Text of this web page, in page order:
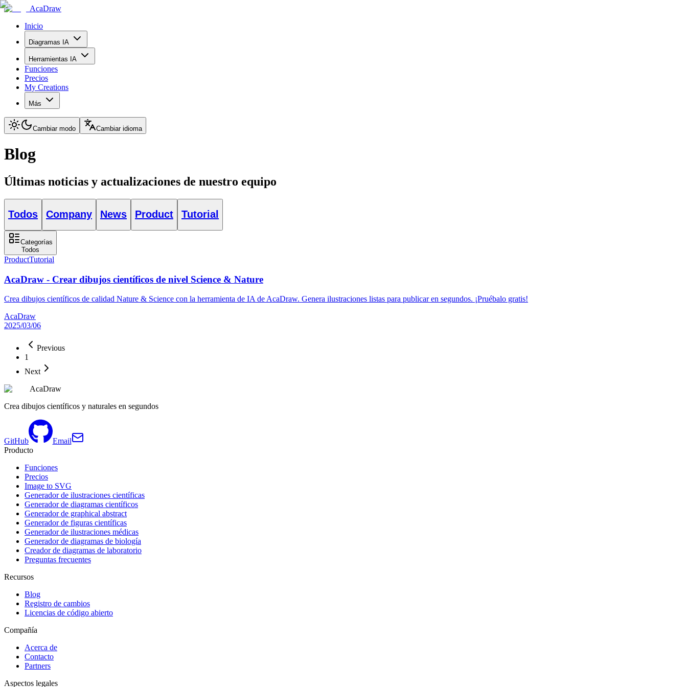
AcaDraw
Inicio
Diagramas IA
Herramientas IA
Funciones
Precios
My Creations
Más
Cambiar modo Cambiar idioma
Blog
Últimas noticias y actualizaciones de nuestro equipo
Todos Company News Product Tutorial
Categorías
Todos
ProductTutorial
AcaDraw - Crear dibujos científicos de nivel Science & Nature
Crea dibujos científicos de calidad Nature & Science con la herramienta de IA de AcaDraw. Genera ilustraciones listas para publicar en segundos. ¡Pruébalo gratis!
AcaDraw
2025/03/06
Previous
1
Next
AcaDraw
Crea dibujos científicos y naturales en segundos
GitHub
Email
Producto
Funciones
Precios
Image to SVG
Generador de ilustraciones científicas
Generador de diagramas científicos
Generador de graphical abstract
Generador de figuras científicas
Generador de ilustraciones médicas
Generador de diagramas de biología
Creador de diagramas de laboratorio
Preguntas frecuentes
Recursos
Blog
Registro de cambios
Licencias de código abierto
Compañía
Acerca de
Contacto
Partners
Aspectos legales